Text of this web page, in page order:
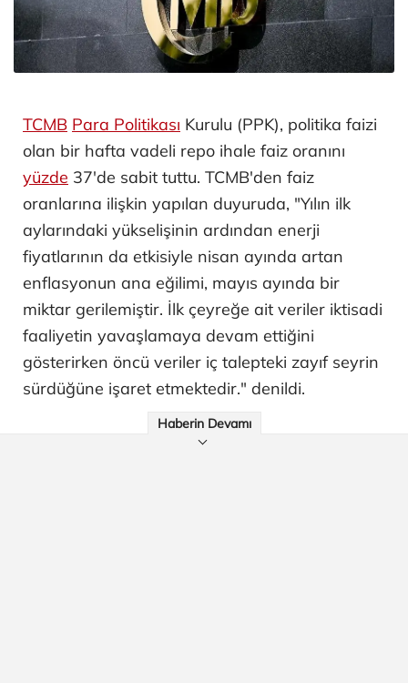
TCMB Para Politikası Kurulu (PPK), politika faizi
olan bir hafta vadeli repo ihale faiz oranını
yüzde 37'de sabit tuttu. TCMB'den faiz
oranlarına ilişkin yapılan duyuruda, "Yılın ilk
aylarındaki yükselişinin ardından enerji
fiyatlarının da etkisiyle nisan ayında artan
enflasyonun ana eğilimi, mayıs ayında bir
miktar gerilemiştir. İlk çeyreğe ait veriler iktisadi
faaliyetin yavaşlamaya devam ettiğini
gösterirken öncü veriler iç talepteki zayıf seyrin
sürdüğüne işaret etmektedir." denildi.
Haberin Devamı